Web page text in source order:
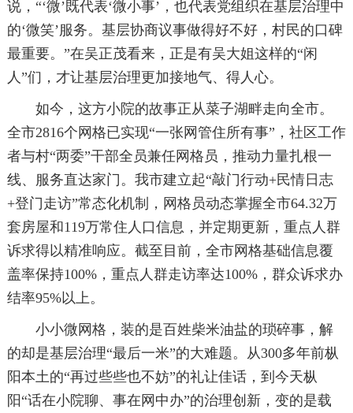
说，“‘微’既代表‘微小事’，也代表党组织在基层治理中
的‘微笑’服务。基层协商议事做得好不好，村民的口碑
最重要。”在吴正茂看来，正是有吴大姐这样的“闲
人”们，才让基层治理更加接地气、得人心。
如今，这方小院的故事正从菜子湖畔走向全市。
全市2816个网格已实现“一张网管住所有事”，社区工作
者与村“两委”干部全员兼任网格员，推动力量扎根一
线、服务直达家门。我市建立起“敲门行动+民情日志
+登门走访”常态化机制，网格员动态掌握全市64.32万
套房屋和119万常住人口信息，并定期更新，重点人群
诉求得以精准响应。截至目前，全市网格基础信息覆
盖率保持100%，重点人群走访率达100%，群众诉求办
结率95%以上。
小小微网格，装的是百姓柴米油盐的琐碎事，解
的却是基层治理“最后一米”的大难题。从300多年前枞
阳本土的“再过些些也不妨”的礼让佳话，到今天枞
阳“话在小院聊、事在网中办”的治理创新，变的是载